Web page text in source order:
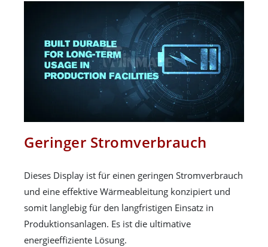
Geringer Stromverbrauch
Dieses Display ist für einen geringen Stromverbrauch
und eine effektive Wärmeableitung konzipiert und
somit langlebig für den langfristigen Einsatz in
Produktionsanlagen. Es ist die ultimative
energieeffiziente Lösung.